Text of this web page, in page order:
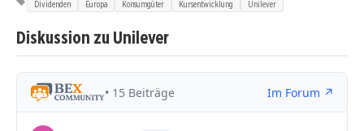
Dividenden Europa Konsumgüter Kursentwicklung Unilever
Diskussion zu Unilever